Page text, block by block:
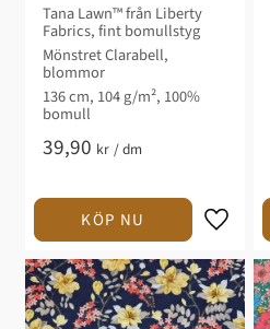
Tana Lawn™ från Liberty
Fabrics, fint bomullstyg
Mönstret Clarabell,
blommor
136 cm, 104 g/m², 100%
bomull
39,90 kr /dm